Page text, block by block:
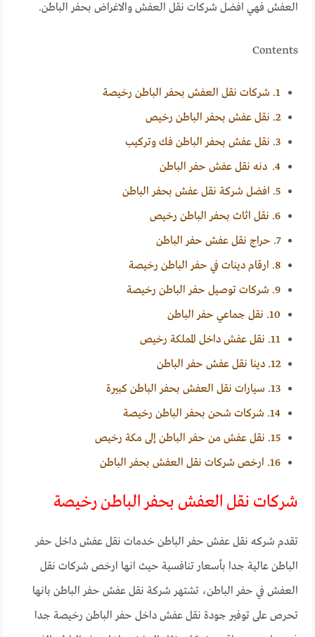
العفش فهي افضل شركات نقل العفش والاغراض بحفر الباطن.
Contents
1. شركات نقل العفش بحفر الباطن رخيصة
2. نقل عفش بحفر الباطن رخيص
3. نقل عفش بحفر الباطن فك وتركيب
4. دنه نقل عفش حفر الباطن
5. افضل شركة نقل عفش بحفر الباطن
6. نقل اثاث بحفر الباطن رخيص
7. حراج نقل عفش حفر الباطن
8. ارقام دينات في حفر الباطن رخيصة
9. شركات توصيل حفر الباطن رخيصة
10. نقل جماعي حفر الباطن
11. نقل عفش داخل المملكة رخيص
12. دينا نقل عفش حفر الباطن
13. سيارات نقل العفش بحفر الباطن كبيرة
14. شركات شحن بحفر الباطن رخيصة
15. نقل عفش من حفر الباطن إلى مكة رخيص
16. ارخص شركات نقل العفش بحفر الباطن
شركات نقل العفش بحفر الباطن رخيصة
تقدم شركه نقل عفش حفر الباطن خدمات نقل عفش داخل حفر
الباطن عالية جدا بأسعار تنافسية حيث انها ارخص شركات نقل
العفش في حفر الباطن، تشتهر شركة نقل عفش حفر الباطن بانها
تحرص على توفير جودة نقل عفش داخل حفر الباطن رخيصة جدا